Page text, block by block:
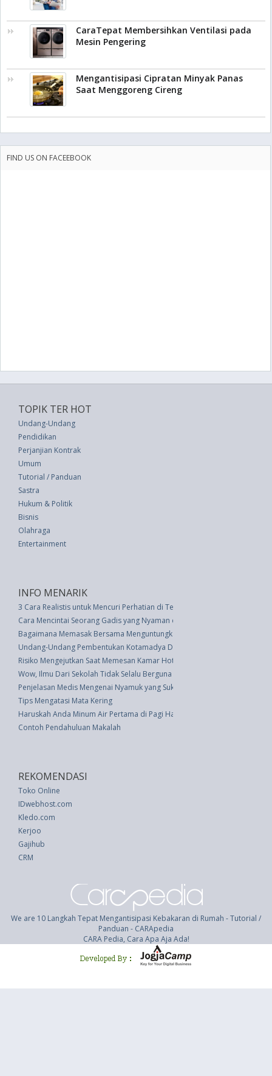
CaraTepat Membersihkan Ventilasi pada
Mesin Pengering
Mengantisipasi Cipratan Minyak Panas
Saat Menggoreng Cireng
FIND US ON FACEEBOOK
TOPIK TER HOT
Undang-Undang
Pendidikan
Perjanjian Kontrak
Umum
Tutorial / Panduan
Sastra
Hukum & Politik
Bisnis
Olahraga
Entertainment
INFO MENARIK
3 Cara Realistis untuk Mencuri Perhatian di Tengah Kesibukan Kerja
Cara Mencintai Seorang Gadis yang Nyaman dengan Diri Sendiri
Bagaimana Memasak Bersama Menguntungkan Hubungan Anda
Undang-Undang Pembentukan Kotamadya Daerah Tingkat Ii Bekasi (UU
Risiko Mengejutkan Saat Memesan Kamar Hotel Via Online
Wow, Ilmu Dari Sekolah Tidak Selalu Berguna di Dunia Kerja
Penjelasan Medis Mengenai Nyamuk yang Suka Manusia Berdarah Manis
Tips Mengatasi Mata Kering
Haruskah Anda Minum Air Pertama di Pagi Hari?
Contoh Pendahuluan Makalah
REKOMENDASI
Toko Online
IDwebhost.com
Kledo.com
Kerjoo
Gajihub
CRM
We are 10 Langkah Tepat Mengantisipasi Kebakaran di Rumah - Tutorial /
Panduan - CARApedia
CARA Pedia, Cara Apa Aja Ada!